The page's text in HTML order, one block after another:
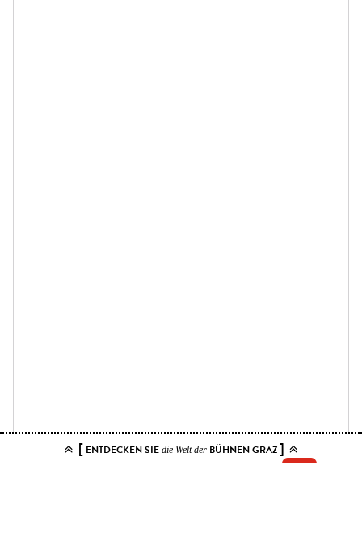
[ENTDECKEN SIE die Welt derBÜHNEN GRAZ]